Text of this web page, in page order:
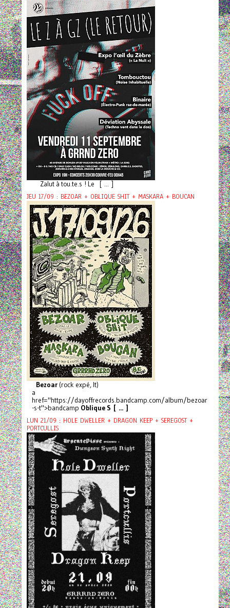
Zalut à tou.te.s ! Le [ ... ]
JEU 17/09 : BEZOAR + OBLIQUE SHIT + MASKARA + BOUCAN
Bezoar(rock expé, It)
a
href="https://dayoffrecords.bandcamp.com/album/bezoar
-s-t">bandcamp Oblique S [ ... ]
LUN 21/09 : HOLE DWELLER + DRAGON KEEP + SEREGOST +
PORTCULLIS